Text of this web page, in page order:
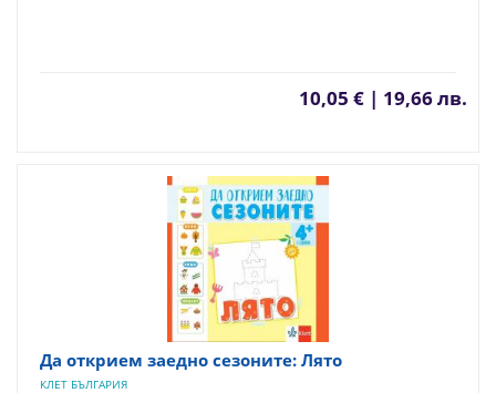
10,05 € | 19,66 лв.
Да открием заедно сезоните: Лято
КЛЕТ БЪЛГАРИЯ